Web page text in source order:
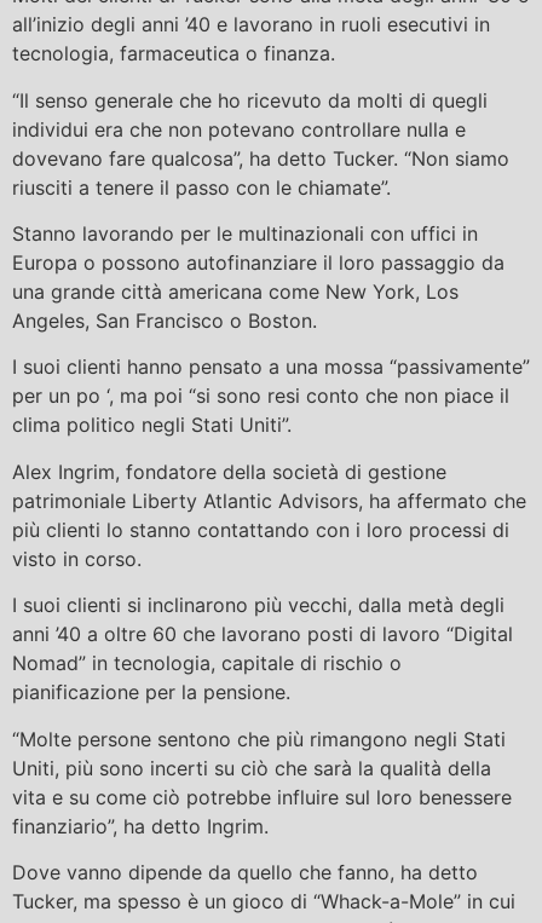
all’inizio degli anni ’40 e lavorano in ruoli esecutivi in ​​
tecnologia, farmaceutica o finanza.
“Il senso generale che ho ricevuto da molti di quegli
individui era che non potevano controllare nulla e
dovevano fare qualcosa”, ha detto Tucker. “Non siamo
riusciti a tenere il passo con le chiamate”.
Stanno lavorando per le multinazionali con uffici in
Europa o possono autofinanziare il loro passaggio da
una grande città americana come New York, Los
Angeles, San Francisco o Boston.
I suoi clienti hanno pensato a una mossa “passivamente”
per un po ‘, ma poi “si sono resi conto che non piace il
clima politico negli Stati Uniti”.
Alex Ingrim, fondatore della società di gestione
patrimoniale Liberty Atlantic Advisors, ha affermato che
più clienti lo stanno contattando con i loro processi di
visto in corso.
I suoi clienti si inclinarono più vecchi, dalla metà degli
anni ’40 a oltre 60 che lavorano posti di lavoro “Digital
Nomad” in tecnologia, capitale di rischio o
pianificazione per la pensione.
“Molte persone sentono che più rimangono negli Stati
Uniti, più sono incerti su ciò che sarà la qualità della
vita e su come ciò potrebbe influire sul loro benessere
finanziario”, ha detto Ingrim.
Dove vanno dipende da quello che fanno, ha detto
Tucker, ma spesso è un gioco di “Whack-a-Mole” in cui